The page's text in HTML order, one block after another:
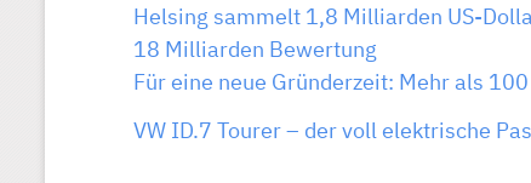
Helsing sammelt 1,8 Milliarden US-
18 Milliarden Bewertung
Für eine neue Gründerzeit: Mehr als
VW ID.7 Tourer – der voll elektrische